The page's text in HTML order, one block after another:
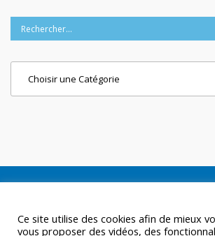
Ce site utilise des cookies afin de mieux
vous proposer des vidéos, des